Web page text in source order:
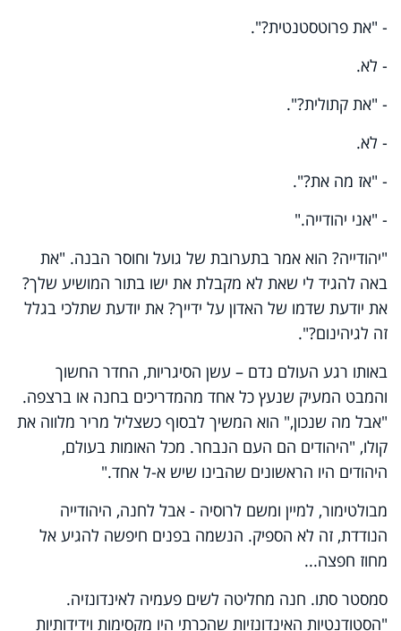
- "את פרוטסטנטית?".
- לא.
- "את קתולית?".
- לא.
- "אז מה את?".
- "אני יהודייה."
"יהודייה? הוא אמר בתערובת של גועל וחוסר הבנה. "את
באה להגיד לי שאת לא מקבלת את ישו בתור המושיע שלך?
את יודעת שדמו של האדון על ידייך? את יודעת שתלכי בגלל
זה לגיהינום?".
באותו רגע העולם נדם – עשן הסיגריות, החדר החשוך
והמבט המעיק שנעץ כל אחד מהמדריכים בחנה או ברצפה.
"אבל מה שנכון," הוא המשיך לבסוף כשצליל מריר מלווה את
קולו, "היהודים הם העם הנבחר. מכל האומות בעולם,
היהודים היו הראשונים שהבינו שיש א-ל אחד."
מבולטימור, למיין ומשם לרוסיה - אבל לחנה, היהודייה
הנודדת, זה לא הספיק. הנשמה בפנים חיפשה להגיע אל
מחוז חפצה...
סמסטר סתו. חנה מחליטה לשים פעמיה לאינדונזיה.
"הסטודנטיות האינדונזיות שהכרתי היו מקסימות וידידותיות